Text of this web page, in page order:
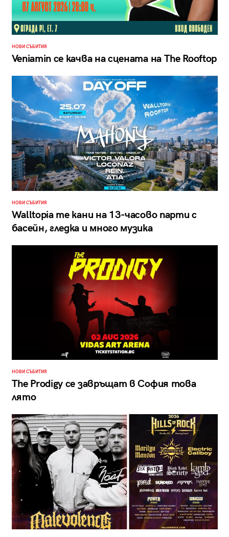
НОВИ СЪБИТИЯ
Veniamin се качва на сцената на The Rooftop
НОВИ СЪБИТИЯ
Walltopia те кани на 13-часово парти с
басейн, гледка и много музика
НОВИ СЪБИТИЯ
The Prodigy се завръщат в София това
лято